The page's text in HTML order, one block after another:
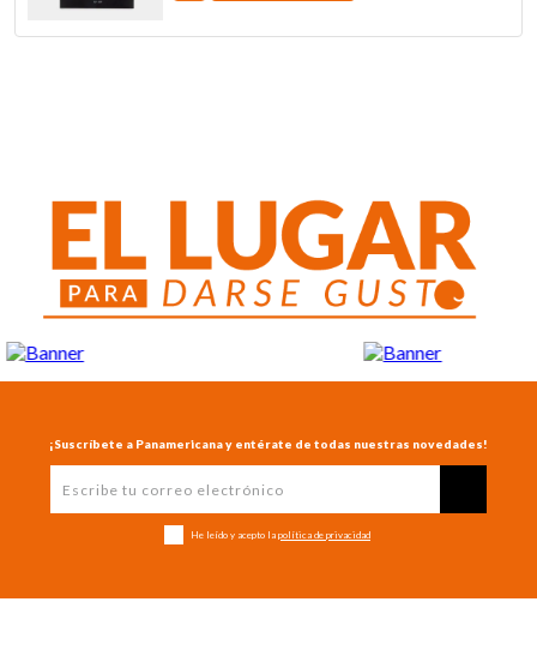
¡Suscríbete a Panamericana y entérate de todas nuestras novedades!
He leído y acepto la política de privacidad